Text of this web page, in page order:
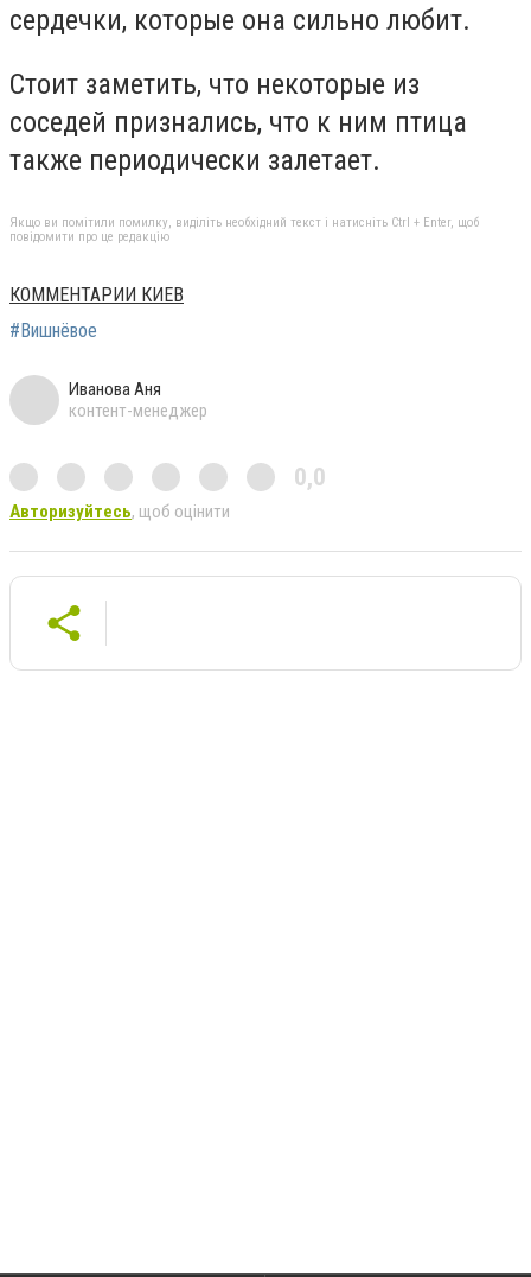
сердечки, которые она сильно любит.
Стоит заметить, что некоторые из
соседей признались, что к ним птица
также периодически залетает.
Якщо ви помітили помилку, виділіть необхідний текст і натисніть Ctrl + Enter, щоб
повідомити про це редакцію
КОММЕНТАРИИ КИЕВ
#Вишнёвое
Иванова Аня
контент-менеджер
0,0
Авторизуйтесь, щоб оцінити